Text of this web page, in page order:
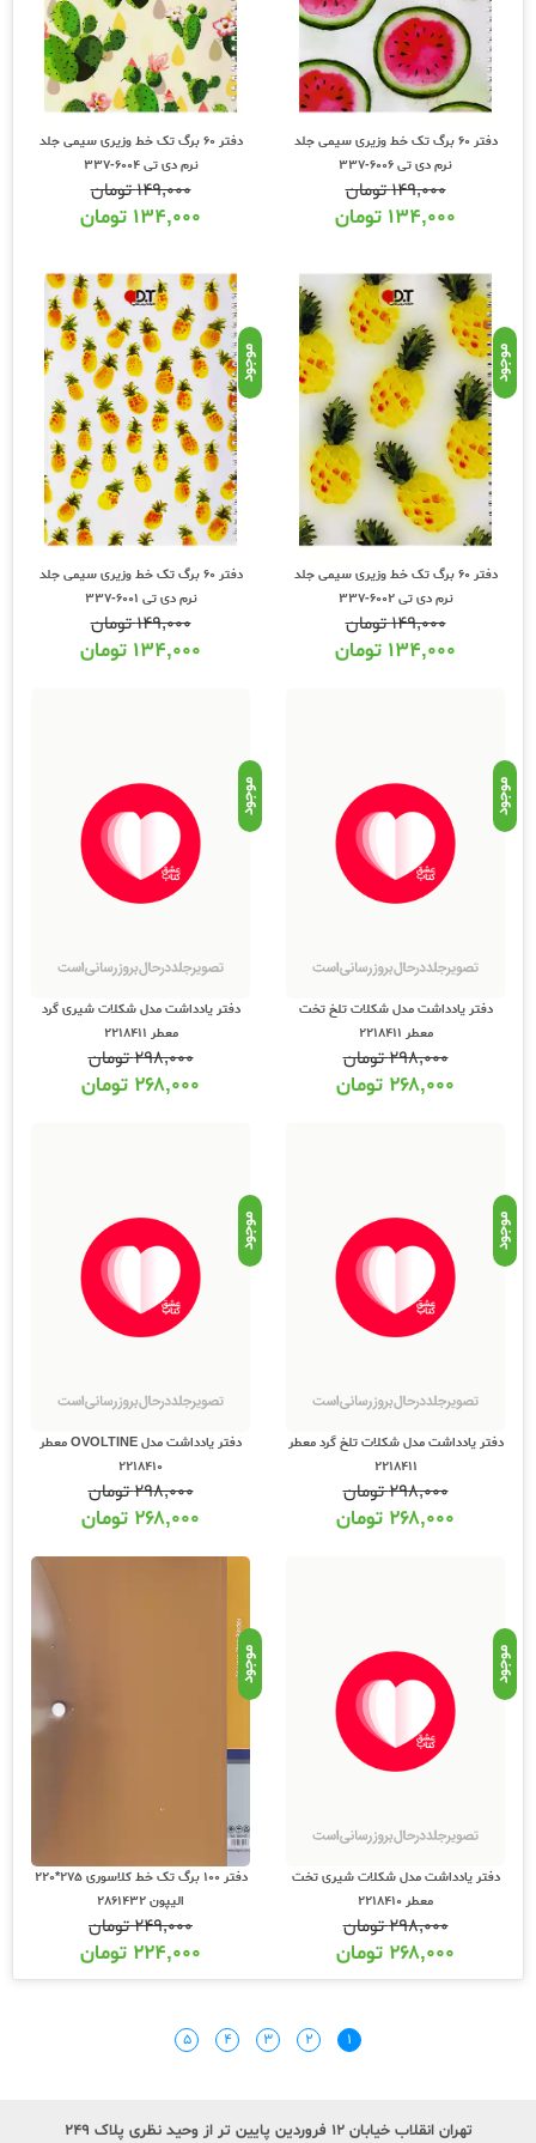
دفتر 60 برگ تک خط وزیری سیمی جلد
نرم دی تی 6006-337
۱۴۹,۰۰۰تومان
۱۳۴,۰۰۰ تومان
دفتر 60 برگ تک خط وزیری سیمی جلد
نرم دی تی 6004-337
۱۴۹,۰۰۰تومان
۱۳۴,۰۰۰ تومان
موجود
دفتر 60 برگ تک خط وزیری سیمی جلد
نرم دی تی 6002-337
۱۴۹,۰۰۰تومان
۱۳۴,۰۰۰ تومان
موجود
دفتر 60 برگ تک خط وزیری سیمی جلد
نرم دی تی 6001-337
۱۴۹,۰۰۰تومان
۱۳۴,۰۰۰ تومان
موجود
دفتر یادداشت مدل شکلات تلخ تخت
معطر 2218411
۲۹۸,۰۰۰تومان
۲۶۸,۰۰۰ تومان
موجود
دفتر یادداشت مدل شکلات شیری گرد
معطر 2218411
۲۹۸,۰۰۰تومان
۲۶۸,۰۰۰ تومان
موجود
دفتر یادداشت مدل شکلات تلخ گرد معطر
2218411
۲۹۸,۰۰۰تومان
۲۶۸,۰۰۰ تومان
موجود
دفتر یادداشت مدل OVOLTINE معطر
2218410
۲۹۸,۰۰۰تومان
۲۶۸,۰۰۰ تومان
موجود
دفتر یادداشت مدل شکلات شیری تخت
معطر 2218410
۲۹۸,۰۰۰تومان
۲۶۸,۰۰۰ تومان
موجود
دفتر 100 برگ تک خط کلاسوری 275*220
الیپون 2861432
۲۴۹,۰۰۰تومان
۲۲۴,۰۰۰ تومان
۱ ۲ ۳ ۴ ۵
تهران انقلاب خیابان ۱۲ فروردین پایین تر از وحید نظری پلاک ۲۴۹